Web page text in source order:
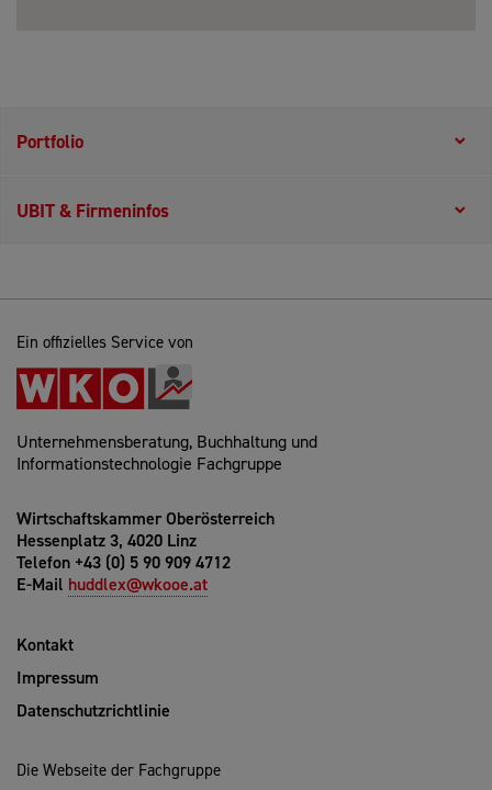
Portfolio
UBIT & Firmeninfos
Ein offizielles Service von
Unternehmensberatung, Buchhaltung und
Informationstechnologie Fachgruppe
Wirtschaftskammer Oberösterreich
Hessenplatz 3, 4020 Linz
Telefon +43 (0) 5 90 909 4712
E-Mail huddlex@wkooe.at
Kontakt
Impressum
Datenschutzrichtlinie
Die Webseite der Fachgruppe